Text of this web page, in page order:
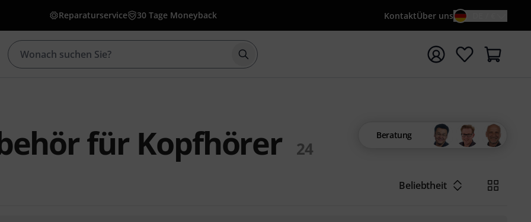
Reparaturservice 30 Tage Moneyback KontaktÜber uns
Suche mit Suchwort {searchTerm} starten
für Kopfhörer 24
Beratung
Beliebtheit